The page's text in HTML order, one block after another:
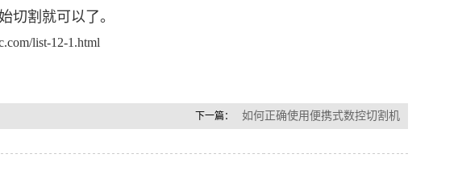
切割就可以了。
list-12-1.html
下一篇： 如何正确使用便携式数控切割机